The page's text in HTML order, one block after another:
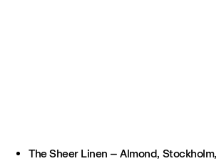
The Sheer Linen – Almond,